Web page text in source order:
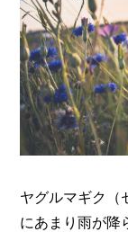
ヤグルマギク（
にあまり雨が降